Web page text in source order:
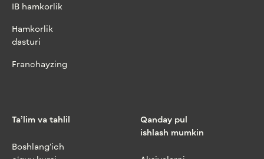
IB hamkorlik
Hamkorlik
dasturi
Franchayzing
Ta’lim va tahlil
Boshlang‘ich
Qanday pul
ishlash mumkin